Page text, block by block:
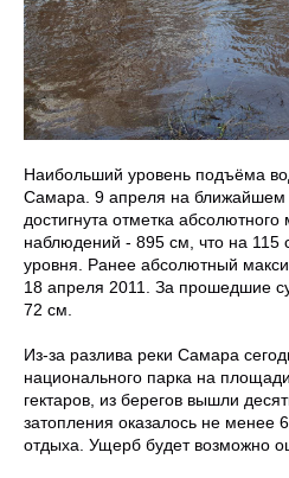
Наибольший уровень подъёма
Самара. 9 апреля на ближайшем
достигнута отметка
наблюдений - 895 см, что на 115
уровня. Ранее абсолютный
18 апреля 2011. За прошедшие
72 см.
Из-за разлива реки Самара
национального парка на
гектаров, из берегов вышли
затопления оказалось не менее
отдыха. Ущерб будет возможно